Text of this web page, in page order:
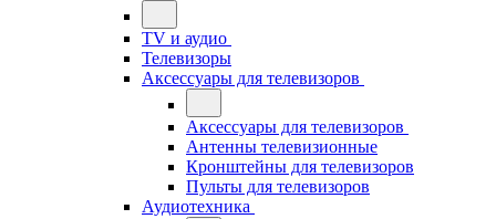
TV и аудио
Телевизоры
Аксессуары для телевизоров
Аксессуары для телевизоров
Антенны телевизионные
Кронштейны для телевизоров
Пульты для телевизоров
Аудиотехника